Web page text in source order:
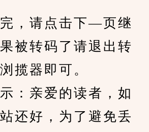
请点击下—页继
被转码了请退出转
揽器即可。
亲爱的读者，如
还好，为了避免丢